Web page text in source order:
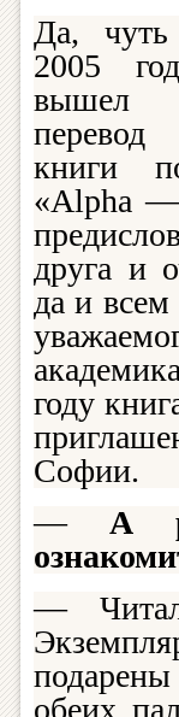
Да,
2005
вышел
перевод
книги
«Alpha
друга и
да и
году
Софии.
— А
—
обеих